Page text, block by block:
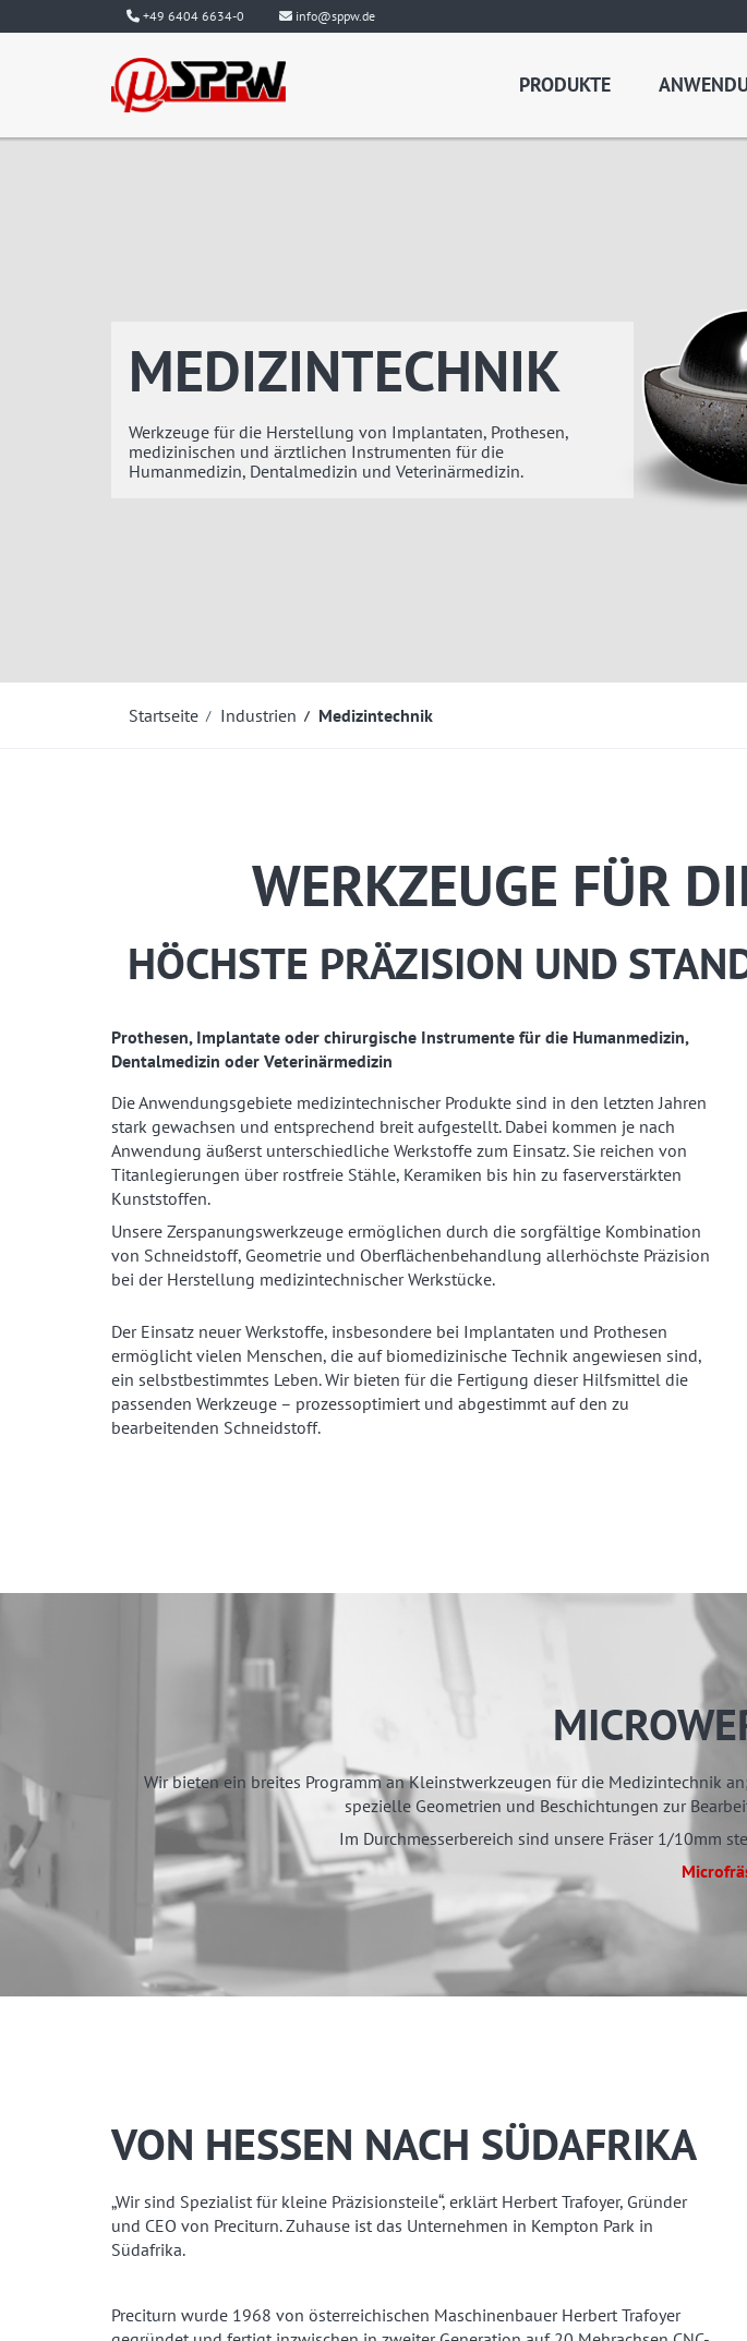
+49 6404 6634-0 info@sppw.de
PRODUKTE
MEDIZINTECHNIK
Werkzeuge für die Herstellung von Implantaten, Prothesen,
medizinischen und ärztlichen Instrumenten für die
Humanmedizin, Dentalmedizin und Veterinärmedizin.
Startseite Industrien Medizintechnik
WERKZEUGE FÜR
HÖCHSTE PRÄZISION UND
Prothesen, Implantate oder chirurgische Instrumente für die Humanmedizin,
Dentalmedizin oder Veterinärmedizin
Die Anwendungsgebiete medizintechnischer Produkte sind in den letzten Jahren
stark gewachsen und entsprechend breit aufgestellt. Dabei kommen je nach
Anwendung äußerst unterschiedliche Werkstoffe zum Einsatz. Sie reichen von
Titanlegierungen über rostfreie Stähle, Keramiken bis hin zu faserverstärkten
Kunststoffen.
Unsere Zerspanungswerkzeuge ermöglichen durch die sorgfältige Kombination
von Schneidstoff, Geometrie und Oberflächenbehandlung allerhöchste Präzision
bei der Herstellung medizintechnischer Werkstücke.
Der Einsatz neuer Werkstoffe, insbesondere bei Implantaten und Prothesen
ermöglicht vielen Menschen, die auf biomedizinische Technik angewiesen sind,
ein selbstbestimmtes Leben. Wir bieten für die Fertigung dieser Hilfsmittel die
passenden Werkzeuge – prozessoptimiert und abgestimmt auf den zu
bearbeitenden Schneidstoff.
Wir bieten ein breites Programm an Kleinstwerkzeugen für die Medizintechnik
spezielle Geometrien und Beschichtungen zur
Im Durchmesserbereich sind unsere Fräser 1/10mm
VON HESSEN NACH SÜDAFRIKA
„Wir sind Spezialist für kleine Präzisionsteile“, erklärt Herbert Trafoyer, Gründer
und CEO von Preciturn. Zuhause ist das Unternehmen in Kempton Park in
Südafrika.
Preciturn wurde 1968 von österreichischen Maschinenbauer Herbert Trafoyer